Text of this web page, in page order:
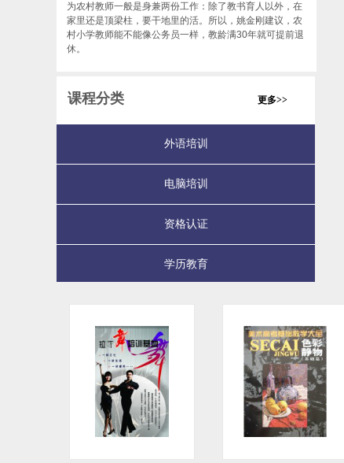
为农村教师一般是身兼两份工作：除了教书育人以外，在
家里还是顶梁柱，要干地里的活。所以，姚金刚建议，农
村小学教师能不能像公务员一样，教龄满30年就可提前退
休。
外语培训
电脑培训
资格认证
学历教育
课程分类 更多>>